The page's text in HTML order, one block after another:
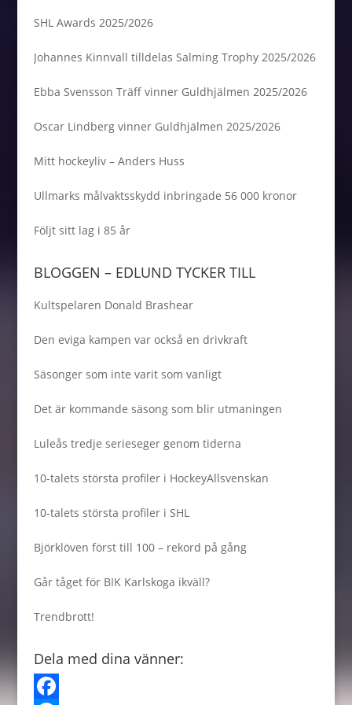
SHL Awards 2025/2026
Johannes Kinnvall tilldelas Salming Trophy 2025/2026
Ebba Svensson Träff vinner Guldhjälmen 2025/2026
Oscar Lindberg vinner Guldhjälmen 2025/2026
Mitt hockeyliv – Anders Huss
Ullmarks målvaktsskydd inbringade 56 000 kronor
Följt sitt lag i 85 år
BLOGGEN – EDLUND TYCKER TILL
Kultspelaren Donald Brashear
Den eviga kampen var också en drivkraft
Säsonger som inte varit som vanligt
Det är kommande säsong som blir utmaningen
Luleås tredje serieseger genom tiderna
10-talets största profiler i HockeyAllsvenskan
10-talets största profiler i SHL
Björklöven först till 100 – rekord på gång
Går tåget för BIK Karlskoga ikväll?
Trendbrott!
Dela med dina vänner: